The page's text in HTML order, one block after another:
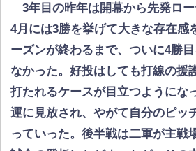
3年目の昨年は開幕から先発ロー
4月には3勝を挙げて大きな存在感
ーズンが終わるまで、ついに4勝
なかった。好投はしても打線の援
打たれるケースが目立つようにな
運に見放され、やがて自分のピッ
っていった。後半戦は二軍が主戦